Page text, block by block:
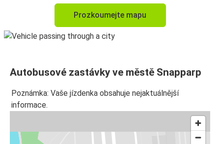
Prozkoumejte mapu
Autobusové zastávky ve městě Snapparp
Poznámka: Vaše jízdenka obsahuje nejaktuálnější
informace.